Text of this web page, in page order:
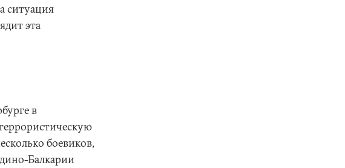
ситуация
эта
в
боевиков,
Балкарии